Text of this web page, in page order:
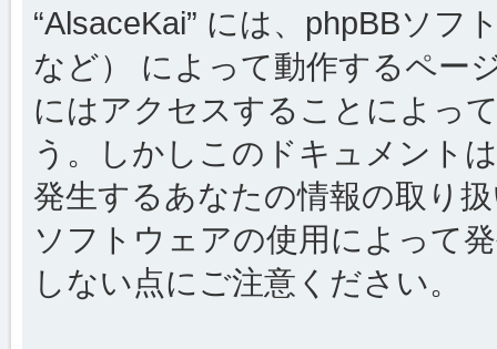
“AlsaceKai” には、phpBBソフ
など） によって動作するペー
にはアクセスすることによっ
う。しかしこのドキュメント
発生するあなたの情報の取り
ソフトウェアの使用によって
しない点にご注意ください。